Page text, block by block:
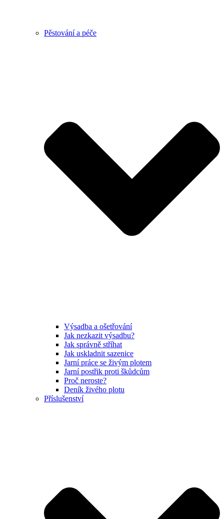
Pěstování a péče
Výsadba a ošetřování
Jak nezkazit výsadbu?
Jak správně stříhat
Jak uskladnit sazenice
Jarní práce se živým plotem
Jarní postřik proti škůdcům
Proč neroste?
Deník živého plotu
Příslušenství